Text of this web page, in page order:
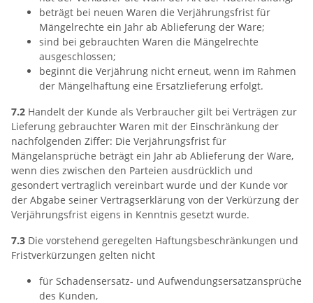
beträgt bei neuen Waren die Verjährungsfrist für
Mängelrechte ein Jahr ab Ablieferung der Ware;
sind bei gebrauchten Waren die Mängelrechte
ausgeschlossen;
beginnt die Verjährung nicht erneut, wenn im Rahmen
der Mängelhaftung eine Ersatzlieferung erfolgt.
7.2 Handelt der Kunde als Verbraucher gilt bei Verträgen zur
Lieferung gebrauchter Waren mit der Einschränkung der
nachfolgenden Ziffer: Die Verjährungsfrist für
Mängelansprüche beträgt ein Jahr ab Ablieferung der Ware,
wenn dies zwischen den Parteien ausdrücklich und
gesondert vertraglich vereinbart wurde und der Kunde vor
der Abgabe seiner Vertragserklärung von der Verkürzung der
Verjährungsfrist eigens in Kenntnis gesetzt wurde.
7.3 Die vorstehend geregelten Haftungsbeschränkungen und
Fristverkürzungen gelten nicht
für Schadensersatz- und Aufwendungsersatzansprüche
des Kunden,